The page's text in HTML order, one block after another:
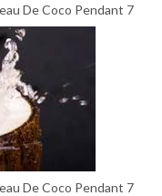
De Coco Pendant 7
De Coco Pendant 7